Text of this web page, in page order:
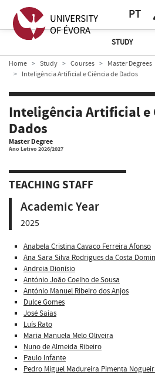
PT
STUDY
Home Study Courses
Master Degrees
Inteligência Artificial e Ciência de Dados
Inteligência Artificial e
Dados
Master Degree
Ano Letivo 2026/2027
TEACHING STAFF
Academic Year
2025
Anabela Cristina Cavaco Ferreira Afonso
Ana Sara Silva Rodrigues da Costa
Andreia Dionísio
António João Coelho de Sousa
António Manuel Ribeiro dos Anjos
Dulce Gomes
José Saias
Luís Rato
Maria Manuela Melo Oliveira
Nuno de Almeida Ribeiro
Paulo Infante
Pedro Miguel Madureira Pimenta